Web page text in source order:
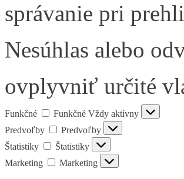
správanie pri
Nesúhlas alebo
ovplyvniť určité
Funkčné Funkčné Vždy aktívny
Predvoľby
Predvoľby
Štatistiky
Štatistiky
Marketing
Marketing